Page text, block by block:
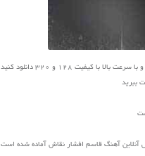
128 و 320 دانلود کنید
ببرید
آنلاین آهنگ قاسم افشار نقاش آماده شده است